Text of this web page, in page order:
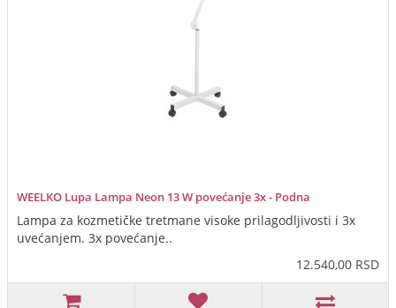
WEELKO Lupa Lampa Neon 13 W povećanje 3x - Podna
Lampa za kozmetičke tretmane visoke prilagodljivosti i 3x
uvećanjem. 3x povećanje..
12.540,00 RSD